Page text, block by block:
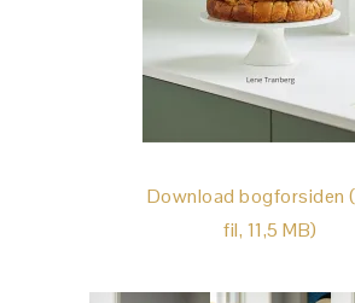
Download bogforsiden
fil, 11,5 MB)